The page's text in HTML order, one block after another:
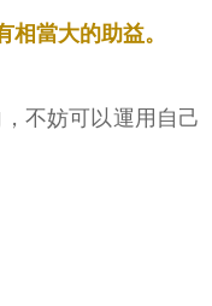
當大的助益。
不妨可以運用自己